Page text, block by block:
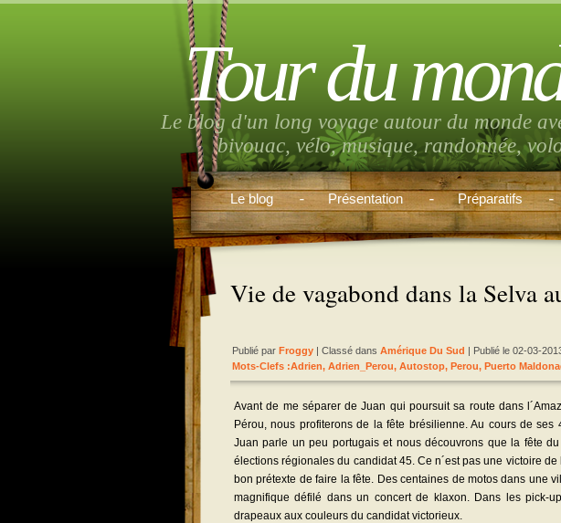
Tour du
Le blog d'un long voyage autour du monde
bivouac, vélo, musique, randonnée,
Le blog Présentation Préparatifs
Vie de vagabond dans la Selva
Publié par Froggy | Classé dans Amérique Du Sud | Publié le 02-03-
Mots-Clefs :Adrien, Adrien_Perou, Autostop, Perou, Puerto
Avant de me séparer de Juan qui poursuit sa route dans
Pérou, nous profiterons de la fête brésilienne. Au cours de
Juan parle un peu portugais et nous découvrons que la fête
élections régionales du candidat 45. Ce n´est pas une victoire de
bon prétexte de faire la fête. Des centaines de motos dans une
magnifique défilé dans un concert de klaxon. Dans les pick-
drapeaux aux couleurs du candidat victorieux.